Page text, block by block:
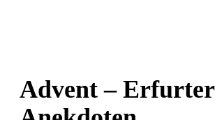
Advent – Erfurter